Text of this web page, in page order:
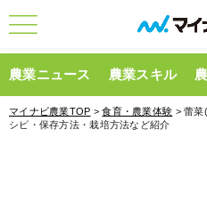
農業ニュース 農業スキル
マイナビ農業TOP >食育・農業体験 > 蕾菜
シピ・保存方法・栽培方法など紹介